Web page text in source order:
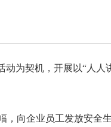
动为契机，开展以“人
向企业员工发放安